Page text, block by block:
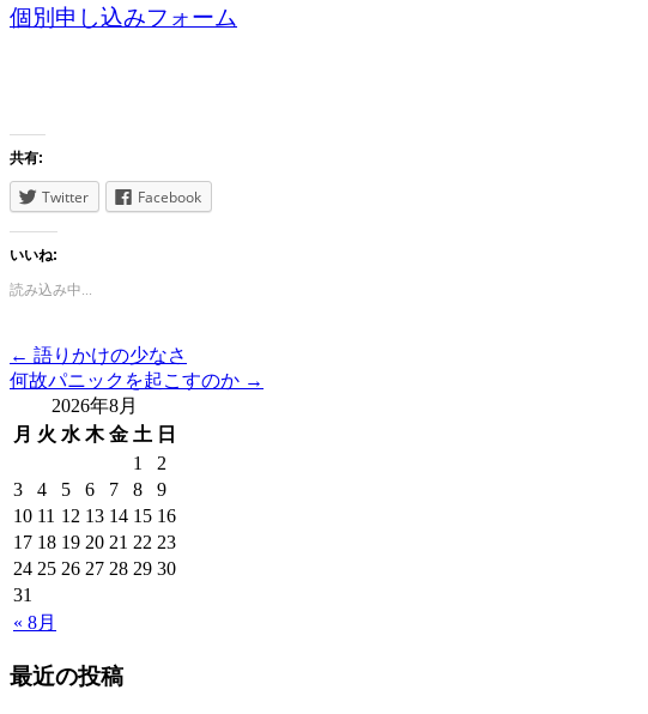
個別申し込みフォーム
共有:
Twitter Facebook
いいね:
読み込み中...
← 語りかけの少なさ
何故パニックを起こすのか →
2026年8月
月 火 水 木 金 土 日
« 8月
1
2
3
4 5 6 7 8
9
10 11 12 13 14 15 16
17 18 19 20 21 22 23
24 25 26 27 28 29 30
31
最近の投稿